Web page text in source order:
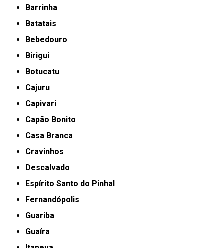
Barrinha
Batatais
Bebedouro
Birigui
Botucatu
Cajuru
Capivari
Capão Bonito
Casa Branca
Cravinhos
Descalvado
Espírito Santo do Pinhal
Fernandópolis
Guariba
Guaíra